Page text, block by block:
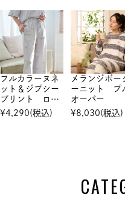
フルカラーヌネ
ット＆ジプシー
プリント ロン
グパンツ
¥4,290(税込)
メランジボー
ーニット プ
オーバー
¥8,030(税込)